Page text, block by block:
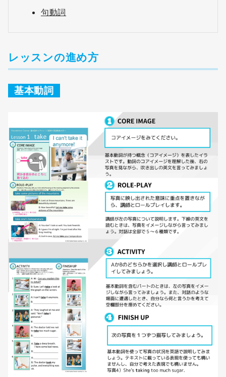
句動詞
レッスンの進め方
基本動詞